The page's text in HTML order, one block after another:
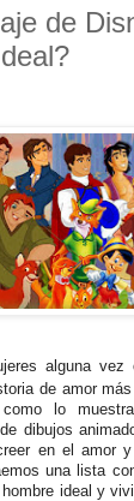
de
alguna
de amor
lo
dibujos
en el amor
una lista
ideal y